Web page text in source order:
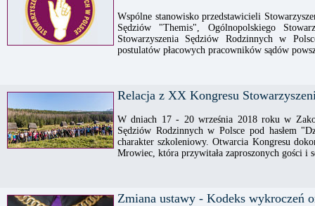
Wspólne stanowisko przedstawicieli
Sędziów "Themis", Ogólnopolskiego
Stowarzyszenia Sędziów Rodzinnych w
postulatów płacowych pracowników sądów
Relacja z XX Kongresu
W dniach 17 - 20 września 2018 roku w
Sędziów Rodzinnych w Polsce pod hasłem
charakter szkoleniowy. Otwarcia Kongresu
Mrowiec, która przywitała zaproszonych gości i
Zmiana ustawy - Kodeks wykroczeń